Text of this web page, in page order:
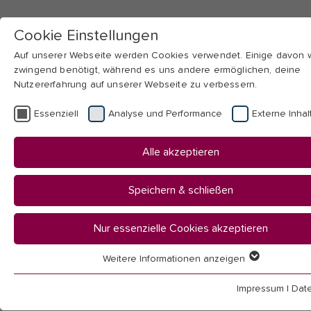
Skip to main navigation Skip to page footer
You
here:
Startseite
Mitarbeitendenübersicht
Mitarbeitende
(Lehrende und wissenschaftsunterstützender Bereich)
Cookie Einstellungen
Auf unserer Webseite werden Cookies verwendet. Einige davon
zwingend benötigt, während es uns andere ermöglichen, deine
Nutzererfahrung auf unserer Webseite zu verbessern.
Essenziell Analyse und Performance Externe
Alle akzeptieren
Speichern & schließen
Nur essenzielle Cookies akzeptieren
Essenzielle Cookies werden für grundlegende Funktionen der
Weitere Informationen anzeigen
Impressum